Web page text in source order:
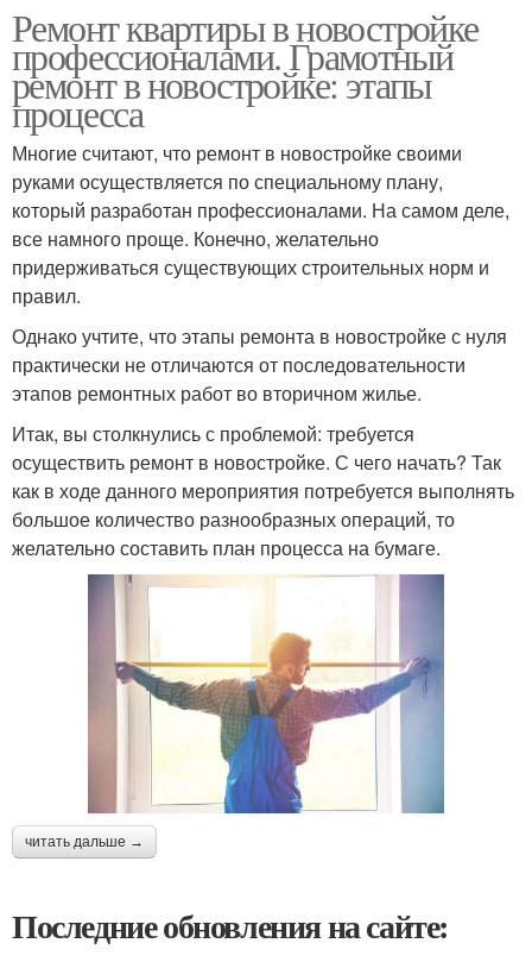
Ремонт квартиры в новостройке
профессионалами. Грамотный
ремонт в новостройке: этапы
процесса
Многие считают, что ремонт в новостройке своими
руками осуществляется по специальному плану,
который разработан профессионалами. На самом деле,
все намного проще. Конечно, желательно
придерживаться существующих строительных норм и
правил.
Однако учтите, что этапы ремонта в новостройке с нуля
практически не отличаются от последовательности
этапов ремонтных работ во вторичном жилье.
Итак, вы столкнулись с проблемой: требуется
осуществить ремонт в новостройке. С чего начать? Так
как в ходе данного мероприятия потребуется выполнять
большое количество разнообразных операций, то
желательно составить план процесса на бумаге.
читать дальше →
Последние обновления на сайте: